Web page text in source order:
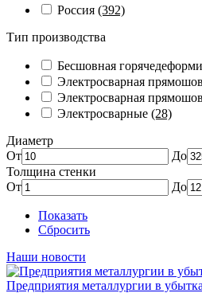
Россия (392)
Тип производства
Бесшовная
Электросварная
Электросварная
Электросварные (28)
Диаметр
От
До
Толщина стенки
От
До
Показать
Сбросить
Наши новости
Предприятия металлургии в